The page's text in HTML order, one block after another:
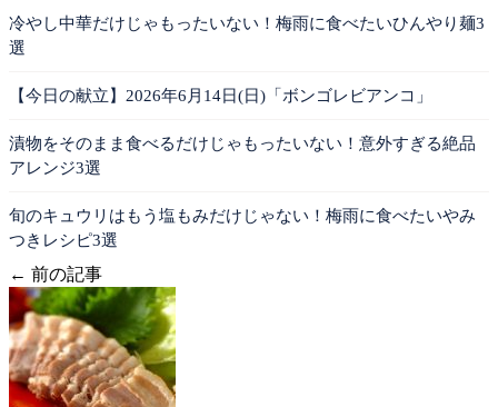
冷やし中華だけじゃもったいない！梅雨に食べたいひんやり麺3
選
【今日の献立】2026年6月14日(日)「ボンゴレビアンコ」
漬物をそのまま食べるだけじゃもったいない！意外すぎる絶品
アレンジ3選
旬のキュウリはもう塩もみだけじゃない！梅雨に食べたいやみ
つきレシピ3選
← 前の記事